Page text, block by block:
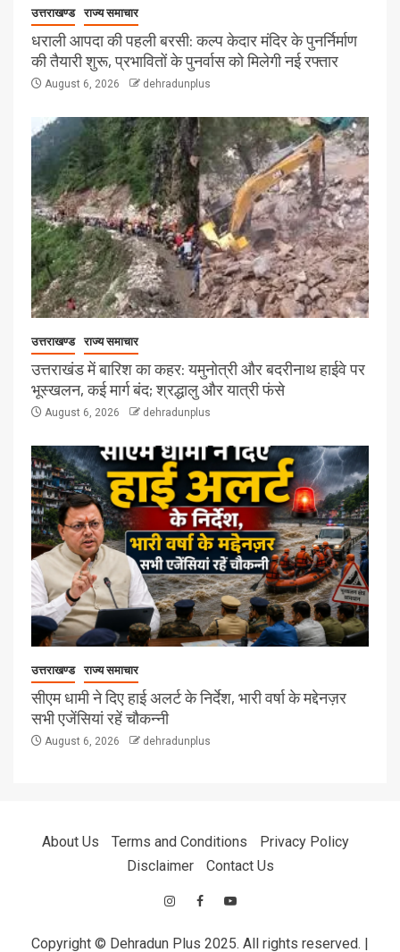
उत्तराखण्ड राज्य समाचार
धराली आपदा की पहली बरसी: कल्प केदार मंदिर के पुनर्निर्माण
की तैयारी शुरू, प्रभावितों के पुनर्वास को मिलेगी नई रफ्तार
August 6, 2026 dehradunplus
उत्तराखण्ड राज्य समाचार
उत्तराखंड में बारिश का कहर: यमुनोत्री और बदरीनाथ हाईवे पर
भूस्खलन, कई मार्ग बंद; श्रद्धालु और यात्री फंसे
August 6, 2026 dehradunplus
उत्तराखण्ड राज्य समाचार
सीएम धामी ने दिए हाई अलर्ट के निर्देश, भारी वर्षा के मद्देनज़र
सभी एजेंसियां रहें चौकन्नी
August 6, 2026 dehradunplus
About Us Terms and Conditions
Privacy Policy
Disclaimer
Contact Us
Copyright © Dehradun Plus 2025. All rights reserved.